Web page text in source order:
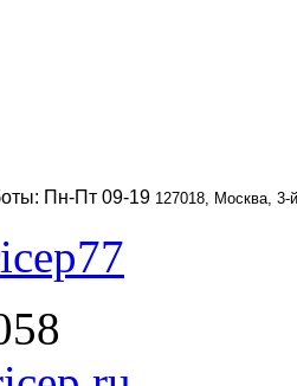
Пн-Пт 09-19 127018, Москва,